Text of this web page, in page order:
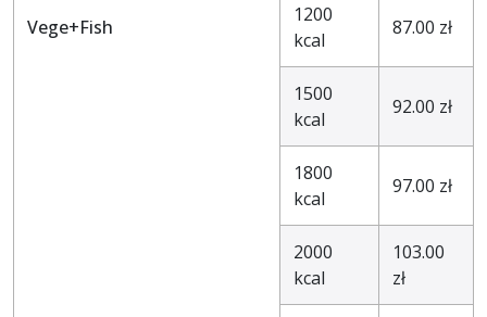
Vege+Fish
1200
kcal
87.00 zł
1500
kcal
92.00 zł
1800
kcal
97.00 zł
2000
kcal
103.00
zł